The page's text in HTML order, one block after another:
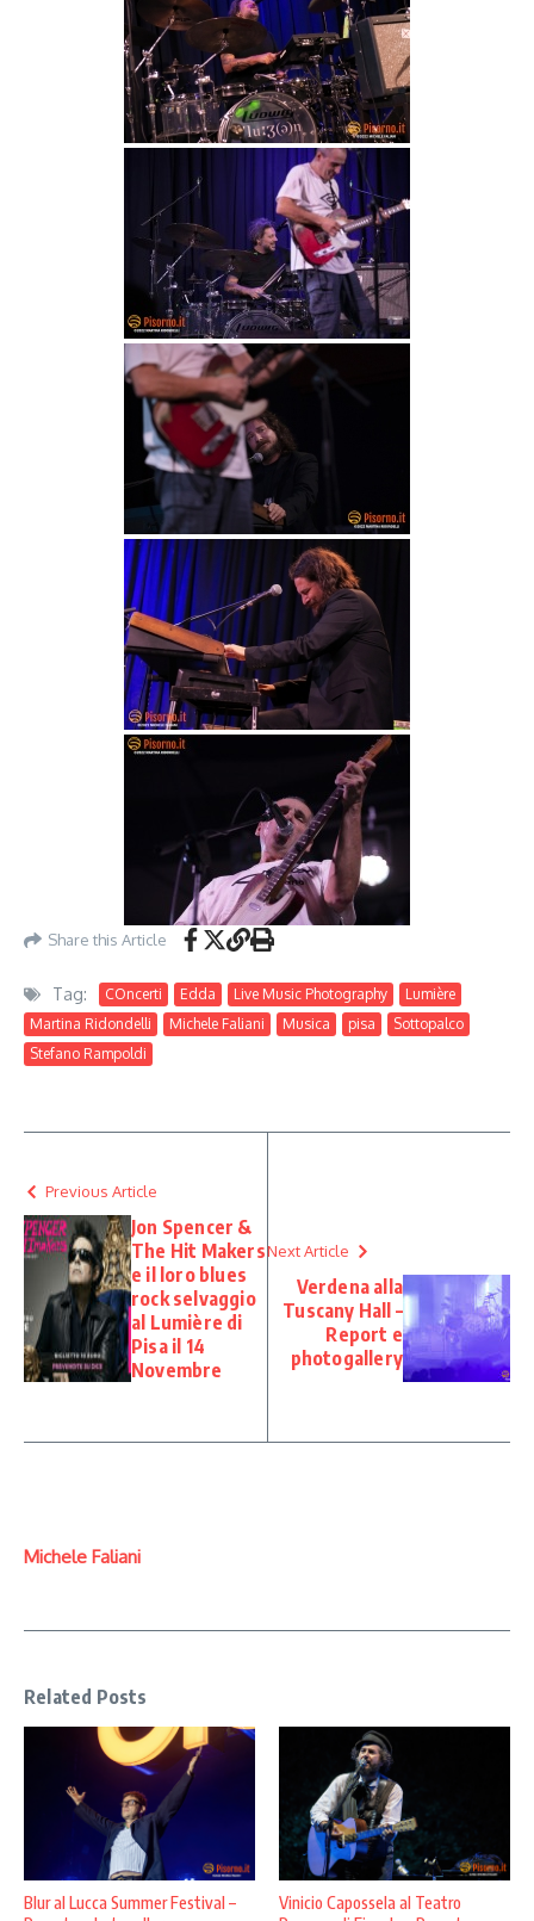
Share this Article
Tag: COncerti Edda Live Music Photography
Lumière
Martina Ridondelli
Michele Faliani Musica pisa
Sottopalco
Stefano Rampoldi
Previous Article
Jon Spencer &
The Hit Makers
e il loro blues
rock selvaggio
al Lumière di
Pisa il 14
Novembre
Next Article
Verdena alla
Tuscany Hall –
Report e
photogallery
Michele Faliani
Related Posts
Blur al Lucca Summer Festival –
Vinicio Capossela al Teatro